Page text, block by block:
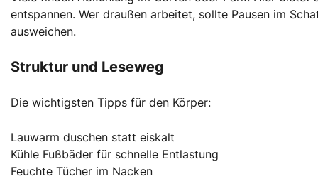
entspannen. Wer draußen arbeitet, sollte Pausen im
ausweichen.
Struktur und Leseweg
Die wichtigsten Tipps für den Körper:
Lauwarm duschen statt eiskalt
Kühle Fußbäder für schnelle Entlastung
Feuchte Tücher im Nacken